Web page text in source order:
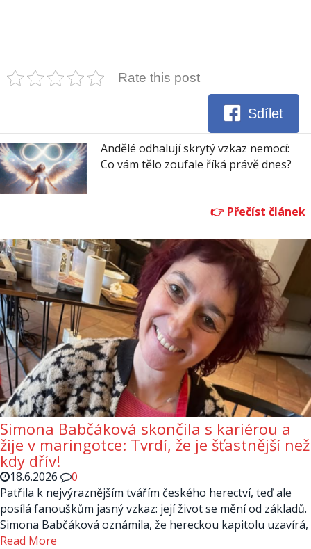
Rate this post
Sdílet
Andělé odhalují skrytý vzkaz nemocí:
Co vám tělo zoufale říká právě dnes?
Simona Babčáková skončila s kariérou a
žije v maringotce: Tvrdí, že je šťastnější než
kdy dřív!
18.6.2026
0
Patřila k nejvýraznějším tvářím českého herectví, teď ale
posílá fanouškům jasný vzkaz: její život se mění od základů.
Simona Babčáková oznámila, že hereckou kapitolu uzavírá,
Read More